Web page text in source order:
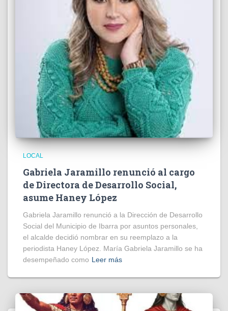
LOCAL
Gabriela Jaramillo renunció al cargo
de Directora de Desarrollo Social,
asume Haney López
Gabriela Jaramillo renunció a la Dirección de Desarrollo
Social del Municipio de Ibarra por asuntos personales,
el alcalde decidió nombrar en su reemplazo a la
periodista Haney López. María Gabriela Jaramillo se ha
desempeñado como Leer más